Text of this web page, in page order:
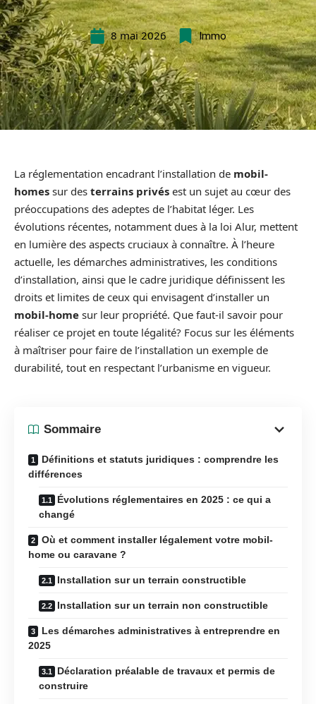
8 mai 2026 Immo
La réglementation encadrant l’installation de mobil-
homes sur des terrains privés est un sujet au cœur des
préoccupations des adeptes de l’habitat léger. Les
évolutions récentes, notamment dues à la loi Alur, mettent
en lumière des aspects cruciaux à connaître. À l’heure
actuelle, les démarches administratives, les conditions
d’installation, ainsi que le cadre juridique définissent les
droits et limites de ceux qui envisagent d’installer un
mobil-home sur leur propriété. Que faut-il savoir pour
réaliser ce projet en toute légalité? Focus sur les éléments
à maîtriser pour faire de l’installation un exemple de
durabilité, tout en respectant l’urbanisme en vigueur.
Sommaire
Définitions et statuts juridiques : comprendre les
différences
Évolutions réglementaires en 2025 : ce qui a
changé
Où et comment installer légalement votre mobil-
home ou caravane ?
Installation sur un terrain constructible
Installation sur un terrain non constructible
Les démarches administratives à entreprendre en
2025
Déclaration préalable de travaux et permis de
construire